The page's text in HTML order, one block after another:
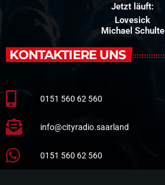
Jetzt läuft:
Lovesick
Michael Schulte
KONTAKTIERE UNS
0151 560 62 560
info@cityradio.saarland
0151 560 62 560